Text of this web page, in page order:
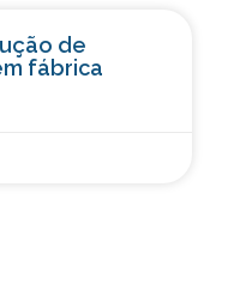
de
fábrica